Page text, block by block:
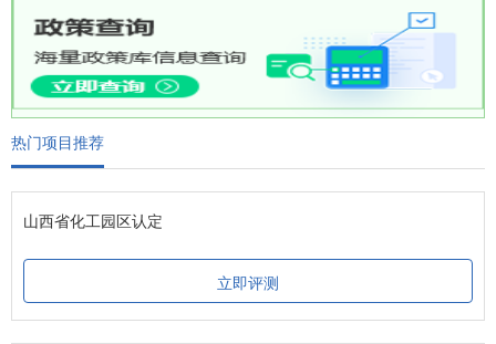
热门项目推荐
山西省化工园区认定
立即评测